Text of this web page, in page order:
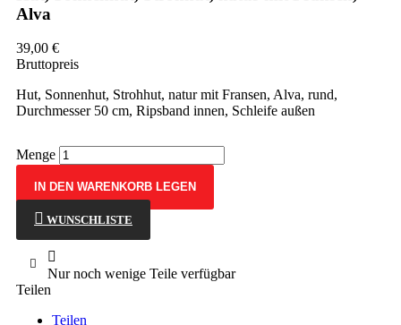
Alva
39,00 €
Bruttopreis
Hut, Sonnenhut, Strohhut, natur mit Fransen, Alva, rund,
Durchmesser 50 cm, Ripsband innen, Schleife außen
Menge
IN DEN WARENKORB LEGEN
WUNSCHLISTE

Nur noch wenige Teile verfügbar
Teilen
Teilen